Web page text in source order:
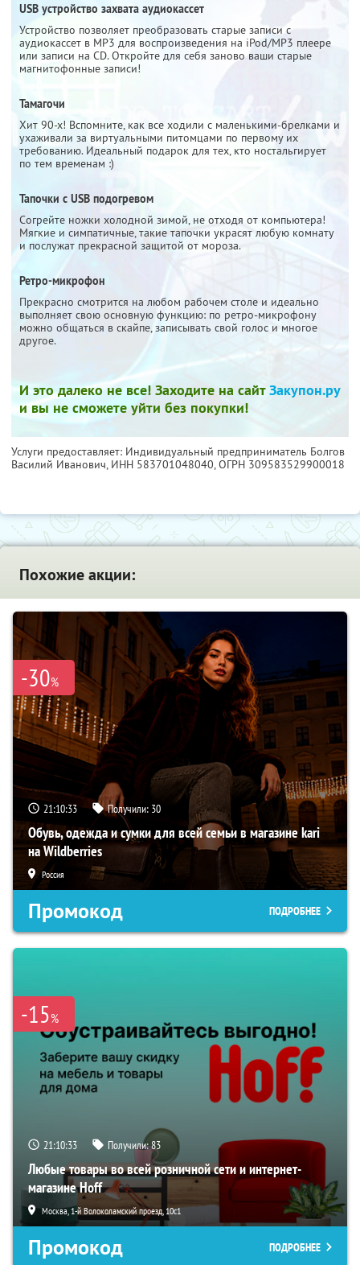
USB устройство захвата аудиокассет
Устройство позволяет преобразовать старые записи с
аудиокассет в MP3 для воспроизведения на iPod/MP3 плеере
или записи на CD. Откройте для себя заново ваши старые
магнитофонные записи!
Тамагочи
Хит 90-х! Вспомните, как все ходили с маленькими-брелками и
ухаживали за виртуальными питомцами по первому их
требованию. Идеальный подарок для тех, кто ностальгирует
по тем временам :)
Тапочки с USB подогревом
Согрейте ножки холодной зимой, не отходя от компьютера!
Мягкие и симпатичные, такие тапочки украсят любую комнату
и послужат прекрасной защитой от мороза.
Ретро-микрофон
Прекрасно смотрится на любом рабочем столе и идеально
выполняет свою основную функцию: по ретро-микрофону
можно общаться в скайпе, записывать свой голос и многое
другое.
И это далеко не все! Заходите на сайтЗакупон.ру
и вы не сможете уйти без покупки!
Услуги предоставляет: Индивидуальный предприниматель Болгов
Василий Иванович, ИНН 583701048040, ОГРН 309583529900018
Похожие акции:
-30%
21:10:32 Получили: 30
Обувь, одежда и сумки для всей семьи в магазине kari
на Wildberries
Россия
Промокод ПОДРОБНЕЕ
-15%
21:10:32 Получили:83
Любые товары во всей розничной сети и интернет-
магазине Hoff
Москва, 1-й Волоколамский проезд, 10с1
Промокод ПОДРОБНЕЕ